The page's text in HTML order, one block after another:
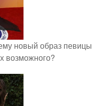
новый образ певицы
возможного?